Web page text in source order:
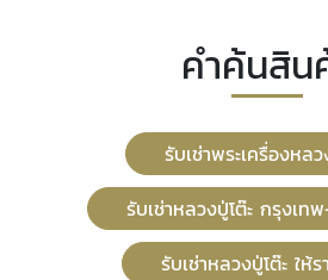
คำค้นสิน
รับเช่าพระเครื่องหลว
รับเช่าหลวงปู่โต๊ะ กรุงเ
รับเช่าหลวงปู่โต๊ะ ให้